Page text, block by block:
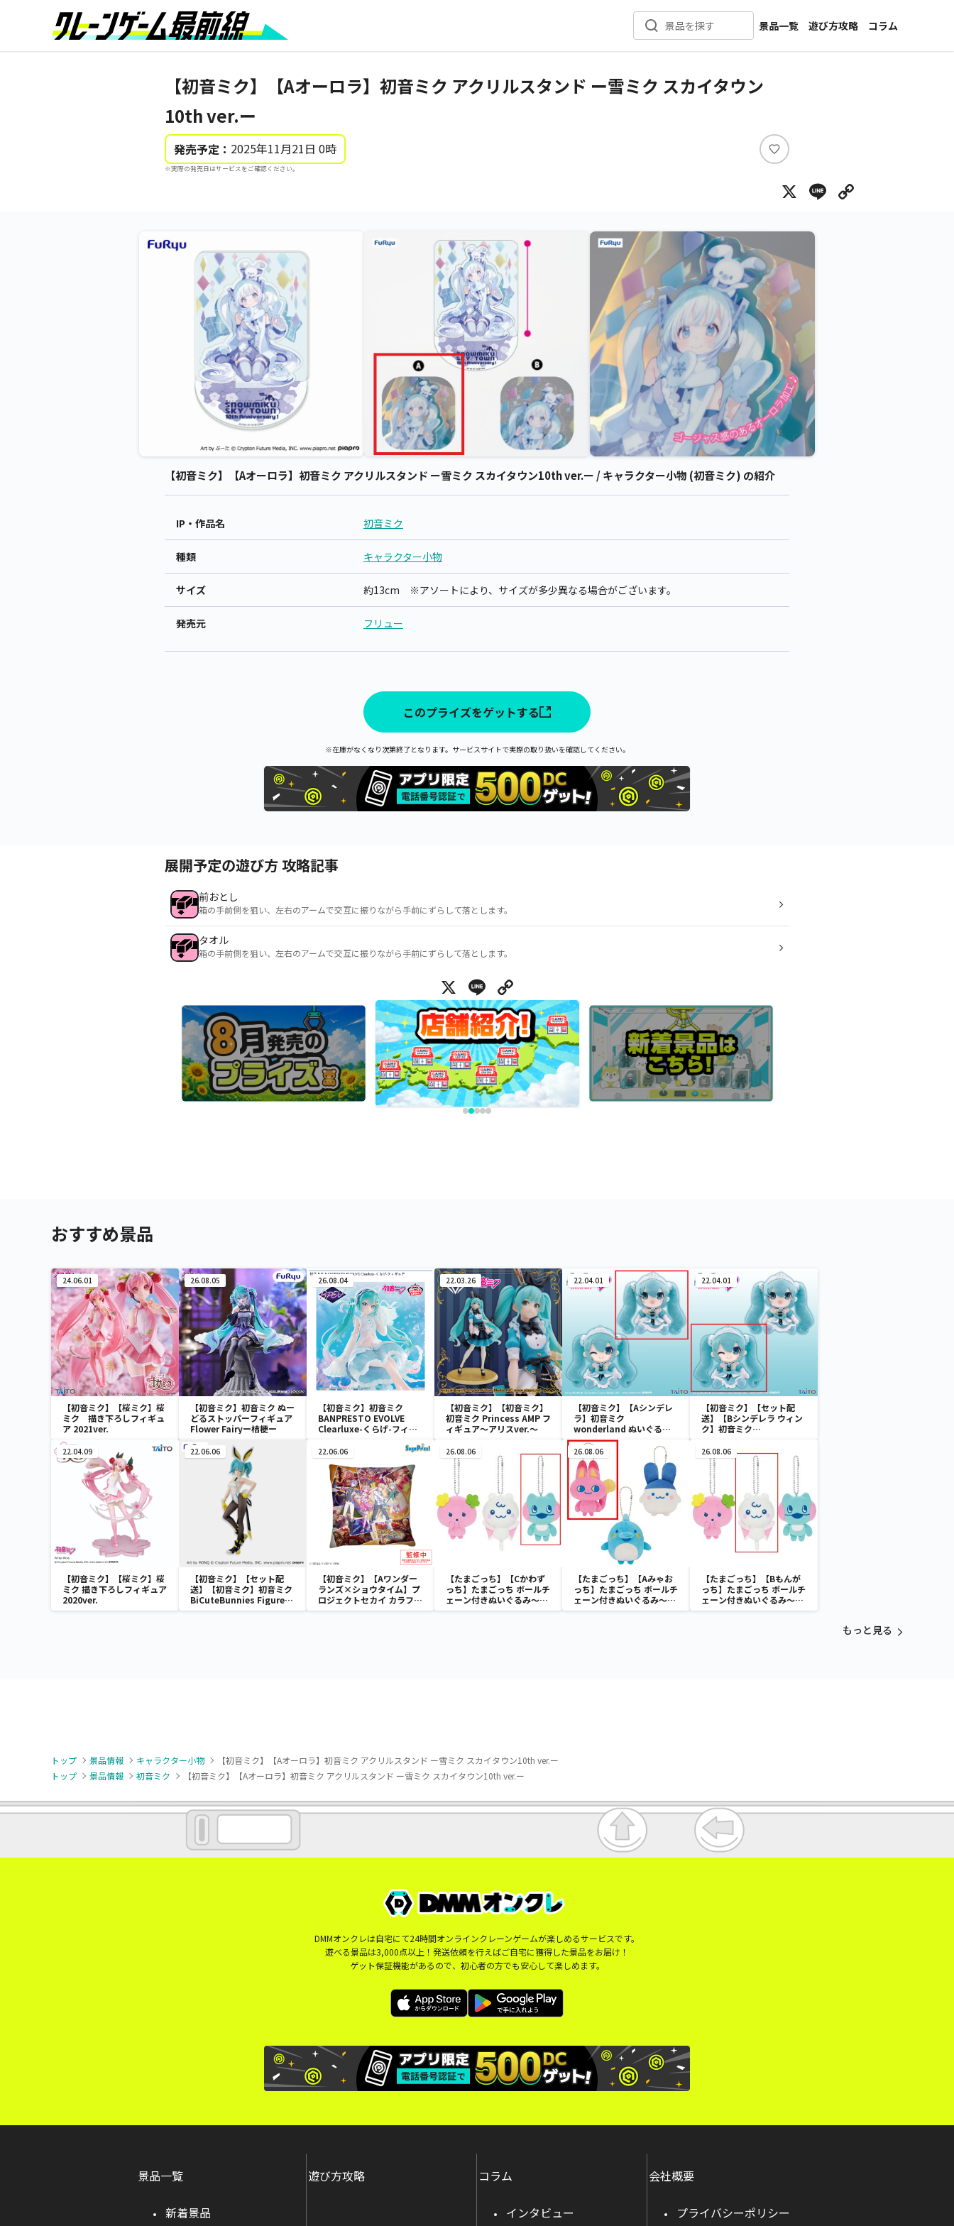
景品を探す
景品一覧
新着景品
遊び方攻略
コラム
インタビュー
【初音ミク】【Aオーロラ】初音ミク アクリルスタンド ー雪ミク スカイタウン
10th ver.ー
発売予定： 2025年11月21日 0時
※実際の発売日はサービスをご確認ください。
い
ね
X Line
【初音ミク】【Aオーロラ】初音ミク アクリルスタンド ー雪ミク スカイタウン10th ver.ー / キャラクター小物 (初音ミク) の紹介
IP・作品名 初音ミク
種類 キャラクター小物
サイズ 約13cm ※アソートにより、サイズが多少異なる場合がございます。
発売元 フリュー
このプライズをゲットする
※在庫がなくなり次第終了となります。サービスサイトで実際の取り扱いを確認してください。
展開予定の遊び方 攻略記事
前おとし
箱の手前側を狙い、左右のアームで交互に振りながら手前にずらして落とします。
タオル
箱の手前側を狙い、左右のアームで交互に振りながら手前にずらして落とします。
X Line
おすすめ景品
24.06.01
【初音ミク】【桜ミク】桜
ミク 描き下ろしフィギュ
ア 2021ver.
26.08.05
【初音ミク】初音ミク ぬー
どるストッパーフィギュア
Flower Fairyー桔梗ー
26.08.04
【初音ミク】初音ミク
BANPRESTO EVOLVE
Clearluxe-くらげ-フィギ
22.03.26
【初音ミク】【初音ミク】
初音ミク Princess AMP フ
ィギュア～アリスver.～
22.04.01
【初音ミク】【Aシンデレ
ラ】初音ミク
wonderland ぬいぐるみ
vol.4
22.04.01
【初音ミク】【セット配
送】【Bシンデレラ ウィン
ク】初音ミク
vol.4
22.04.09
【初音ミク】【桜ミク】桜
ミク 描き下ろしフィギュア
2020ver.
22.06.06
【初音ミク】【セット配
送】【初音ミク】初音ミク
BiCuteBunnies Figure－
ストリートver.－
22.06.06
【初音ミク】【Aワンダー
ランズ×ショウタイム】プ
ロジェクトセカイ カラフル
ステージ！ feat. 初音ミク
26.08.06
【たまごっち】【Cかわず
っち】たまごっち ボールチ
ェーン付きぬいぐるみ～
Tamagotchi Paradise～
26.08.06
【たまごっち】【Aみゃお
っち】たまごっち ボールチ
ェーン付きぬいぐるみ～
Tamagotchi Paradise～
26.08.06
【たまごっち】【Bもんが
っち】たまごっち ボールチ
ェーン付きぬいぐるみ～
Tamagotchi Paradise～
もっと見る
トップ 景品情報 キャラクター小物
【初音ミク】【Aオーロラ】初音ミク アクリルスタンド ー雪ミク スカイタウン10th ver.ー
トップ
景品情報 初音ミク 【初音ミク】【Aオーロラ】初音ミク アクリルスタンド ー雪ミク スカイタウン10th ver.ー
DMMオンクレは自宅にて24時間オンラインクレーンゲームが楽しめるサービスです。
遊べる景品は3,000点以上！発送依頼を行えばご自宅に獲得した景品をお届け！
ゲット保証機能があるので、初心者の方でも安心して楽しめます。
景品一覧
新着景品
遊び方攻略 コラム
インタビュー
会社概要
プライバシーポリシー